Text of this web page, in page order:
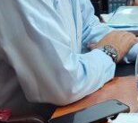
SEMANA
DE
LA
INDEPENDENCIA